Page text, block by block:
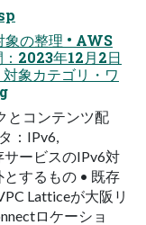
象の整理 • AWS
：2023年12月2日
象カテゴリ・ワ
とコンテンツ配
：IPv6,
サービスのIPv6対
するもの • 既存
Latticeが大阪リ
ロケーショ